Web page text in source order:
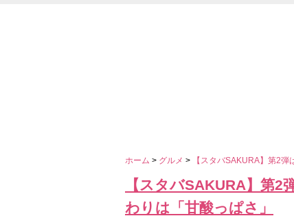
ホーム > グルメ > 【スタバSAKURA】第2
【スタバSAKURA】第
わりは「甘酸っぱさ」